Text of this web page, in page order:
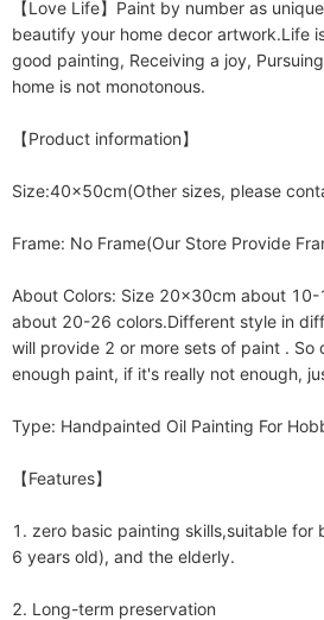
【Love Life】Paint by number as
beautify your home decor artwork.Life
good painting, Receiving a joy,
home is not monotonous.
【Product information】
Size:40x50cm(Other sizes, please
Frame: No Frame(Our Store Provide
About Colors: Size 20x30cm about
about 20-26 colors.Different style in
will provide 2 or more sets of paint . So
enough paint, if it's really not enough,
Type: Handpainted Oil Painting For
【Features】
1. zero basic painting skills,suitable for
6 years old), and the elderly.
2. Long-term preservation